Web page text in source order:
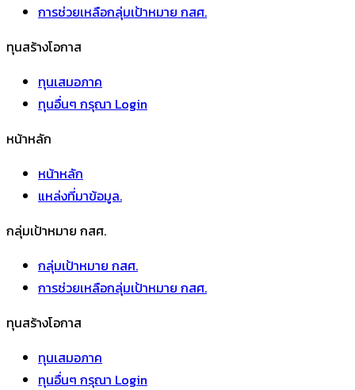
การช่วยเหลือกลุ่มเป้าหมาย กสศ.
ทุนสร้างโอกาส
ทุนเสมอภาค
ทุนอื่นๆ กรุณา Login
หน้าหลัก
หน้าหลัก
แหล่งที่มาข้อมูล.
กลุ่มเป้าหมาย กสศ.
กลุ่มเป้าหมาย กสศ.
การช่วยเหลือกลุ่มเป้าหมาย กสศ.
ทุนสร้างโอกาส
ทุนเสมอภาค
ทุนอื่นๆ กรุณา Login